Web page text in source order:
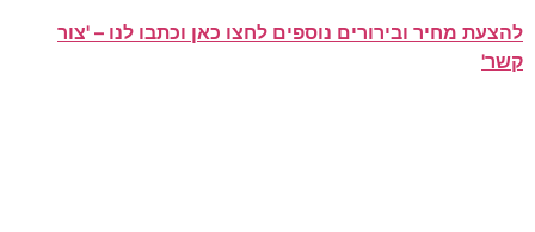
להצעת מחיר ובירורים נוספים לחצו כאן וכתבו לנו – 'צור
קשר'